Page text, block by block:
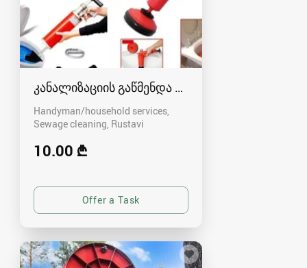
კანალიზაციის გაწმენდა რუსთავში - 591004680
Handyman/household services,
Sewage cleaning Rustavi
10.00 ₾